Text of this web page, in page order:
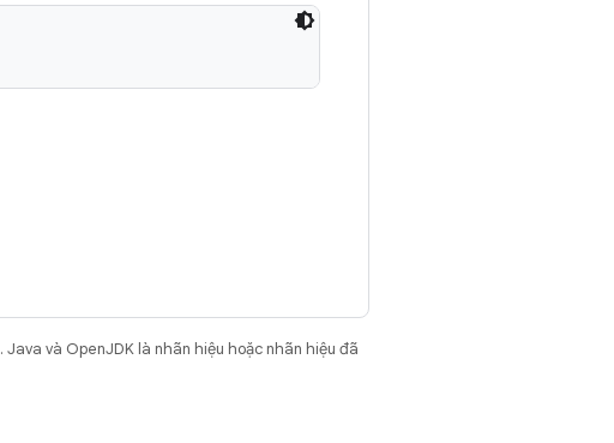
. Java và OpenJDK là nhãn hiệu hoặc nhãn hiệu đã